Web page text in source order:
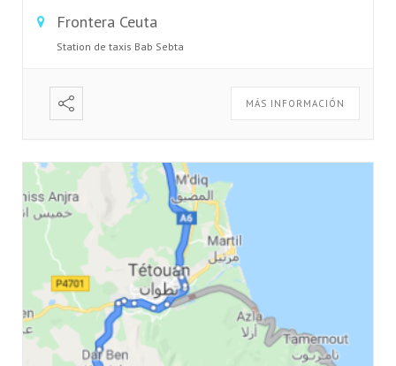
Frontera Ceuta
Station de taxis Bab Sebta
MÁS INFORMACIÓN